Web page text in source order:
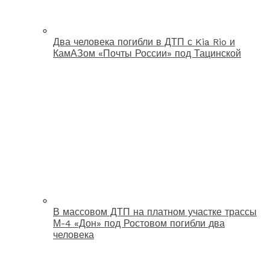
Два человека погибли в ДТП с Kia Rio и
КамАЗом «Почты России» под Тацинской
В массовом ДТП на платном участке трассы
М-4 «Дон» под Ростовом погибли два
человека